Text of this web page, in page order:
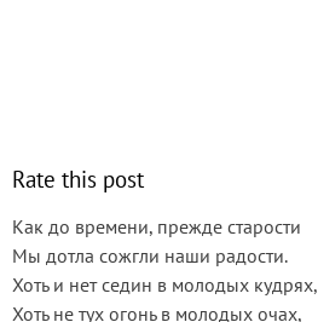
Rate this post
Как до времени, прежде старости
Мы дотла сожгли наши радости.
Хоть и нет седин в молодых кудрях,
Хоть не тух огонь в молодых очах,